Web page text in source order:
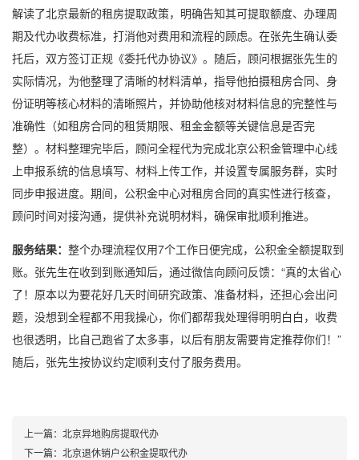
解读了北京最新的租房提取政策，明确告知其可提取额度、办理周
期及代办收费标准，打消他对费用和流程的顾虑。在张先生确认委
托后，双方签订正规《委托代办协议》。随后，顾问根据张先生的
实际情况，为他整理了清晰的材料清单，指导他拍摄租房合同、身
份证明等核心材料的清晰照片，并协助他核对材料信息的完整性与
准确性（如租房合同的租赁期限、租金金额等关键信息是否完
整）。材料整理完毕后，顾问全程代为完成北京公积金管理中心线
上申报系统的信息填写、材料上传工作，并设置专属服务群，实时
同步申报进度。期间，公积金中心对租房合同的真实性进行核查，
顾问时间对接沟通，提供补充说明材料，确保审批顺利推进。
服务结果： 整个办理流程仅用7个工作日便完成，公积金全额提取到
账。张先生在收到到账通知后，通过微信向顾问反馈：“真的太省心
了！原本以为要花好几天时间研究政策、准备材料，还担心会出问
题，没想到全程都不用我操心，你们都帮我处理得明明白白，收费
也很透明，比自己跑省了太多事，以后有朋友需要肯定推荐你们！”
随后，张先生按协议约定顺利支付了服务费用。
上一篇： 北京异地购房提取代办
下一篇： 北京退休销户公积金提取代办